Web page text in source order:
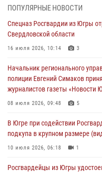
В Югре ОМОН Росгвардии
05 августа 2026, 11:14
В Югре сотрудники
05 августа 2026, 05:56
Генерал-полковник Юрий
молодёжном образовательном
Ключевые события Росгвардии:
августа (видео)
ПОПУЛЯРНЫЕ НОВОСТИ
Спецназ Росгвардии из Югры
Свердловской области
16 июля 2026, 10:14 3
Начальник регионального
полиции Евгений Симаков
журналистов газеты «Новости
08 июля 2026, 09:48 5
В Югре при содействии
подкупа в крупном размере
10 июля 2026, 06:18 1
Росгвардейцы из Югры